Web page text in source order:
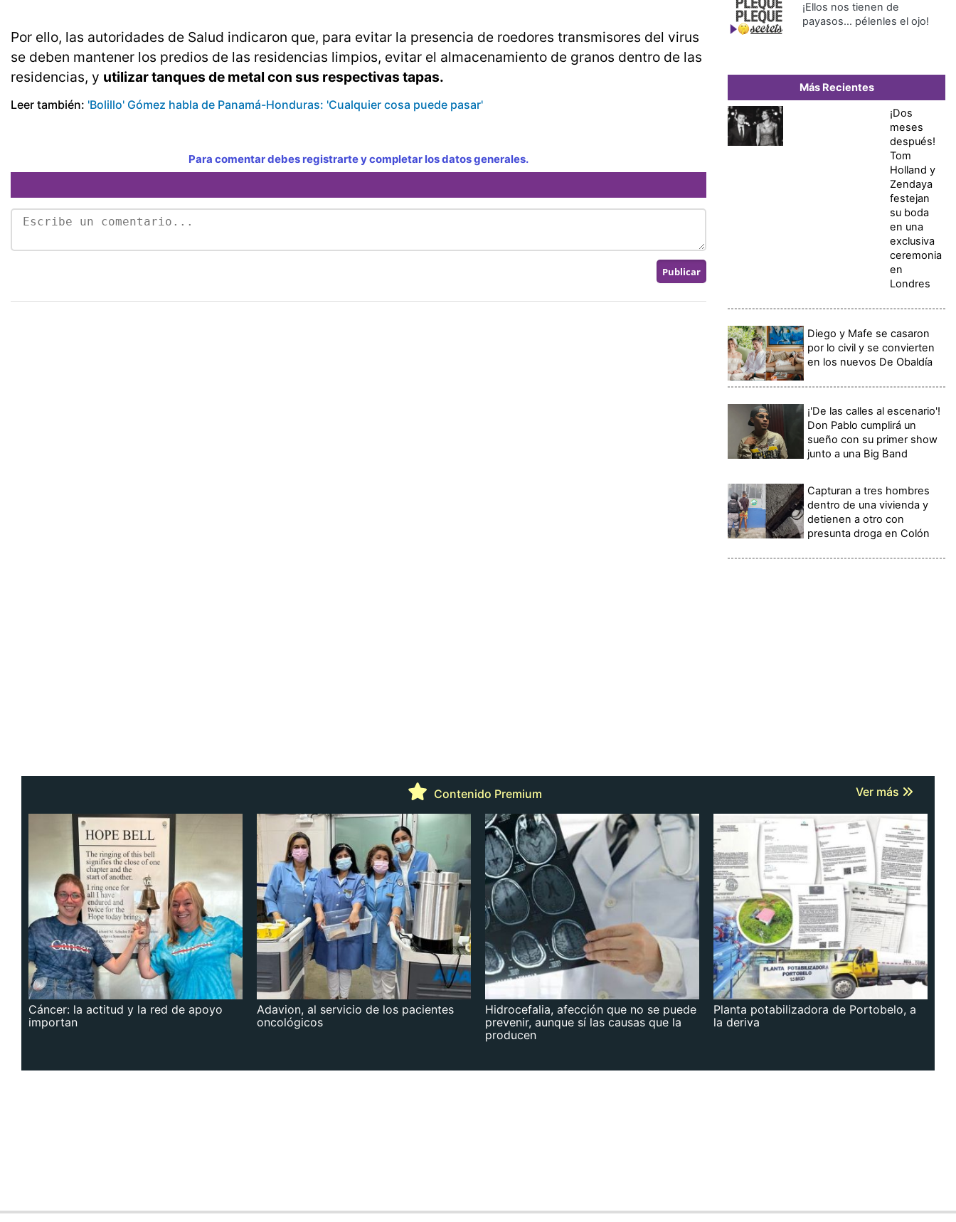
Por ello, las autoridades de Salud indicaron que, para evitar la presencia de roedores transmisores del virus
se deben mantener los predios de las residencias limpios, evitar el almacenamiento de granos dentro de las
residencias, y utilizar tanques de metal con sus respectivas tapas.
Leer también: 'Bolillo' Gómez habla de Panamá-Honduras: 'Cualquier cosa puede pasar'
Para comentar debes registrarte y completar los datos generales.
¡Ellos nos tienen de
payasos… pélenles el ojo!
Más Recientes
¡Dos
meses
después!
Tom
Holland y
Zendaya
festejan
su boda
en una
exclusiva
ceremonia
en
Londres
Diego y Mafe se casaron
por lo civil y se convierten
en los nuevos De Obaldía
¡'De las calles al escenario'!
Don Pablo cumplirá un
sueño con su primer show
junto a una Big Band
Capturan a tres hombres
dentro de una vivienda y
detienen a otro con
presunta droga en Colón
Contenido Premium Ver más
Cáncer: la actitud y la red de apoyo
importan
Adavion, al servicio de los pacientes
oncológicos
Hidrocefalia, afección que no se puede
prevenir, aunque sí las causas que la
producen
Planta potabilizadora de Portobelo, a
la deriva